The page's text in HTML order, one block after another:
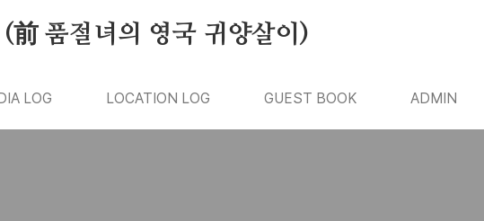
前 품절녀의 영국 귀양살이)
LOG LOCATION LOG GUEST BOOK ADMIN